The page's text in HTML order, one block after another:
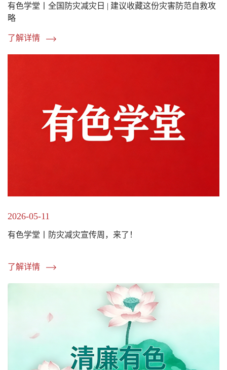
有色学堂丨全国防灾减灾日 | 建议收藏这份灾害防范自救攻
略
了解详情
2026-05-11
有色学堂丨防灾减灾宣传周，来了！
了解详情